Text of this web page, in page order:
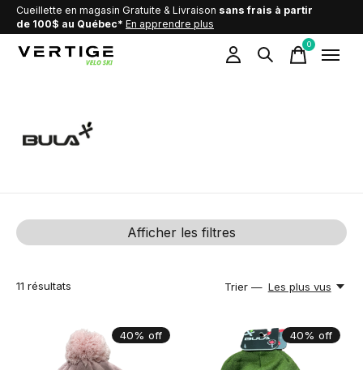
Cueillette en magasin Gratuite & Livraison sans frais à partir
de 100$ au Québec* En apprendre plus
0items
Bula
Afficher les filtres
11 résultats Trier — Les plus vus
40% off 40% off